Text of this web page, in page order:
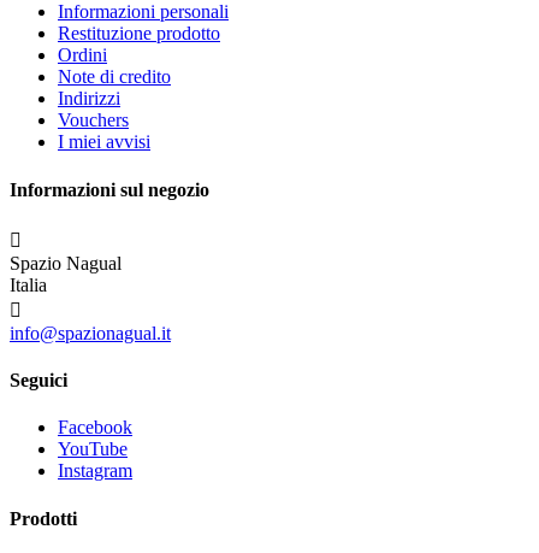
Informazioni personali
Restituzione prodotto
Ordini
Note di credito
Indirizzi
Vouchers
I miei avvisi
Informazioni sul negozio

Spazio Nagual
Italia

info@spazionagual.it
Seguici
Facebook
YouTube
Instagram
Prodotti